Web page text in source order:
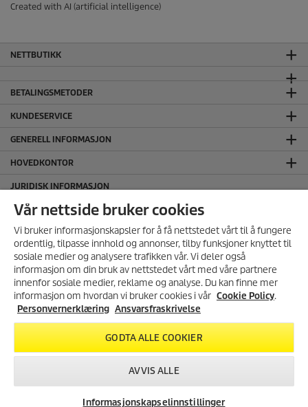
MELD DEG PÅ VÅRT
NYHETSBREV!
Få 10% rabatt på ditt neste kjøp i
på vårt nyhetsbrev.
REGISTRER DEG
Created with AI (artificial intelligence)
NETTBUTIKK
BETALINGSMETODER
KUNDESERVICE
GENERELL INFORMASJON
HOVEDKONTOR
JURIDISK INFORMASJON
Ansvarsfraskrivelse
Personvernerklæring
Salgs og leveringsbetingelser
SERTIFISERT MILJØFYRTÅRN
FØLG OSS I SOSIALE MEDIER
Vår nettside bruker cookies
Vi bruker informasjonskapsler for å få nettstedet vårt til å fungere
ordentlig, tilpasse innhold og annonser, tilby funksjoner knyttet til
sosiale medier og analysere trafikken vår. Vi deler også
informasjon om din bruk av nettstedet vårt med våre partnere
innenfor sosiale medier, reklame og analyse. Du kan finne mer
informasjon om hvordan vi bruker cookies i vår Cookie Policy.
Personvernerklæring Ansvarsfraskrivelse
GODTA ALLE COOKIER
AVVIS ALLE
Informasjonskapselinnstillinger